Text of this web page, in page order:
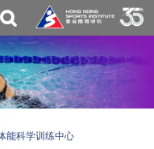
关
搜
寻
能科学训练中心